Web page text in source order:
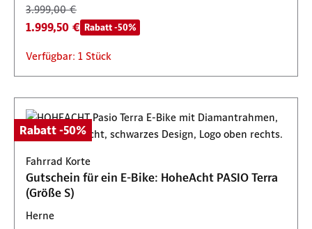
3.999,00 €
1.999,50 € Rabatt -50%
Verfügbar: 1 Stück
Rabatt -50%
Fahrrad Korte
Gutschein für ein E-Bike: HoheAcht PASIO Terra
(Größe S)
Herne